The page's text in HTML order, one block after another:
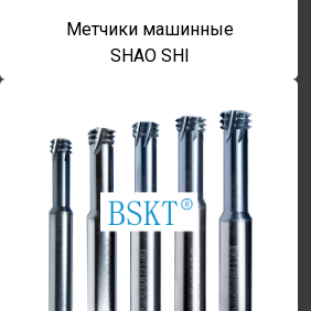
Метчики машинные
SHAO SHI